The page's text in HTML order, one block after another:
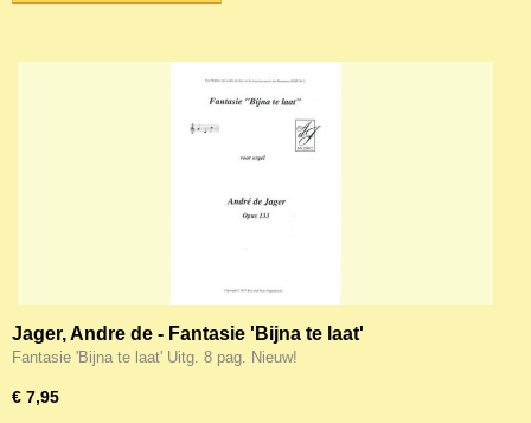
Jager, Andre de - Fantasie 'Bijna te laat'
Fantasie 'Bijna te laat' Uitg. 8 pag. Nieuw!
€ 7,95